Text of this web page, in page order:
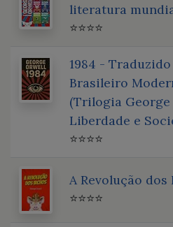
literatura
⭐⭐⭐⭐
1984 -
Brasileiro
(Trilogia George
Liberdade e
⭐⭐⭐⭐
A Revolução dos
⭐⭐⭐⭐